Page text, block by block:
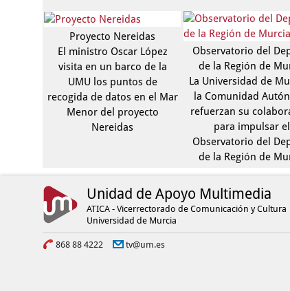
Proyecto Nereidas
El ministro Oscar López
visita en un barco de la
UMU los puntos de
recogida de datos en el Mar
Menor del proyecto
Nereidas
Observatorio del
de la Región de
La Universidad de
la Comunidad
refuerzan su
para impulsar el
Observatorio del
de la Región de
Unidad de Apoyo Multimedia
ATICA - Vicerrectorado de Comunicación y Cultura
Universidad de Murcia
868 88 4222 tv@um.es